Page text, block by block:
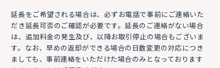
延長をご希望される場合は、必ずお電話で事前にご連絡いた
だき延長可否のご確認が必要です。延長のご連絡がない場合
は、追加料金の発生及び、以降お取引停止の場合もございま
す。なお、早めの返却ができる場合の日数変更の対応につき
ましても、事前連絡をいただけた場合のみとなっております